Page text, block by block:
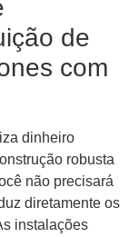
de
com
dinheiro
robusta
não precisará
diretamente os
instalações